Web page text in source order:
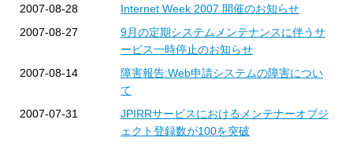
2007-08-28
Internet Week 2007 開催のお知らせ
2007-08-27
9月の定期システムメンテナンスに伴うサ
ービス一時停止のお知らせ
2007-08-14
障害報告:Web申請システムの障害につい
て
2007-07-31
JPIRRサービスにおけるメンテナーオブジ
ェクト登録数が100を突破